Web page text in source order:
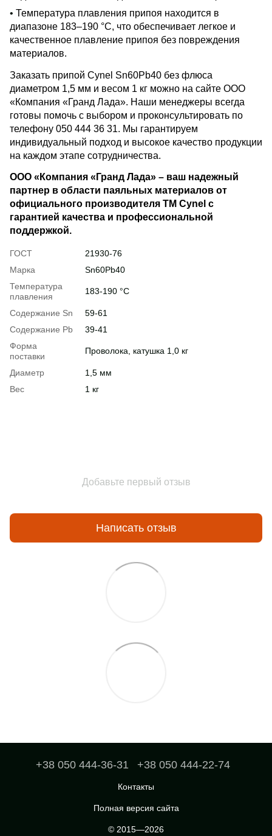
• Температура плавления припоя находится в
диапазоне 183–190 °C, что обеспечивает легкое и
качественное плавление припоя без повреждения
материалов.
Заказать припой Cynel Sn60Pb40 без флюса
диаметром 1,5 мм и весом 1 кг можно на сайте ООО
«Компания «Гранд Лада». Наши менеджеры всегда
готовы помочь с выбором и проконсультировать по
телефону 050 444 36 31. Мы гарантируем
индивидуальный подход и высокое качество продукции
на каждом этапе сотрудничества.
ООО «Компания «Гранд Лада» – ваш надежный
партнер в области паяльных материалов от
официального производителя ТМ Cynel с
гарантией качества и профессиональной
поддержкой.
ГОСТ
21930-76
Марка
Sn60Pb40
Температура
плавления
183-190 °С
Содержание Sn
59-61
Содержание Pb
39-41
Форма
поставки
Проволока, катушка 1,0 кг
Диаметр
1,5 мм
Вес
1 кг
Добавьте первый отзыв
Написать отзыв
+38 050 444-36-31 +38 050 444-22-74
Контакты
Полная версия сайта
© 2015—2026